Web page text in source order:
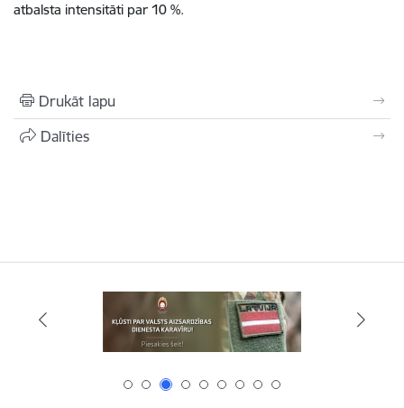
atbalsta intensitāti par 10 %.
Drukāt lapu
Dalīties